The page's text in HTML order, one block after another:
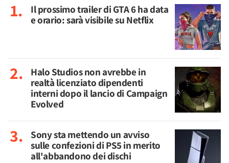
Il prossimo trailer di GTA 6 ha data
e orario: sarà visibile su Netflix
Halo Studios non avrebbe in
realtà licenziato dipendenti
interni dopo il lancio di Campaign
Evolved
Sony sta mettendo un avviso
sulle confezioni di PS5 in merito
all'abbandono dei dischi